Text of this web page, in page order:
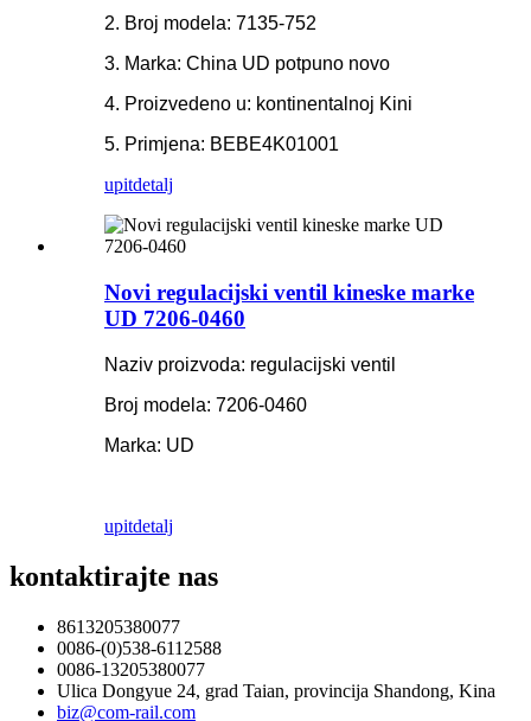
2. Broj modela: 7135-752
3. Marka: China UD potpuno novo
4. Proizvedeno u: kontinentalnoj Kini
5. Primjena: BEBE4K01001
upitdetalj
Novi regulacijski ventil kineske marke
UD 7206-0460
Naziv proizvoda: regulacijski ventil
Broj modela: 7206-0460
Marka: UD
upitdetalj
kontaktirajte nas
8613205380077
0086-(0)538-6112588
0086-13205380077
Ulica Dongyue 24, grad Taian, provincija Shandong, Kina
biz@com-rail.com